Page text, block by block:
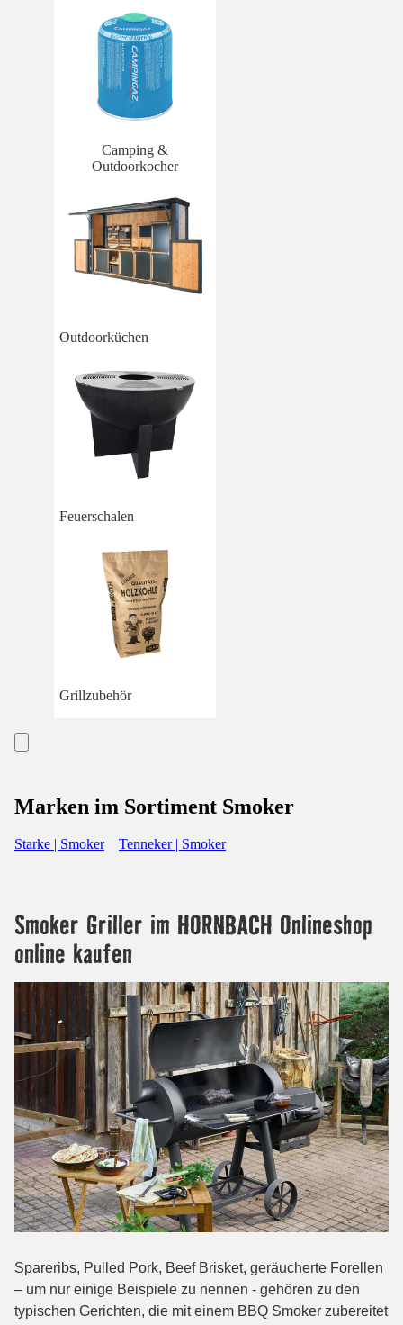
Camping &
Outdoorkocher
Outdoorküchen
Feuerschalen
Grillzubehör
Marken im Sortiment Smoker
Starke | Smoker Tenneker | Smoker